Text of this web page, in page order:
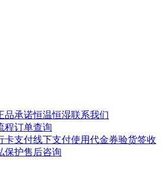
品承诺恒温恒湿联系我们
程订单查询
卡支付线下支付使用代金券验货签收
保护售后咨询